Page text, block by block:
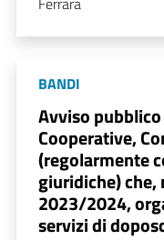
BANDI
Avviso
Cooperative,
(regolarmente
giuridiche) che,
2023/2024,
servizi di